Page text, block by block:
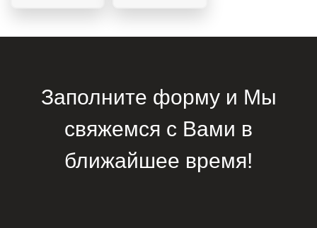
Заполните форму и Мы
свяжемся с Вами в
ближайшее время!